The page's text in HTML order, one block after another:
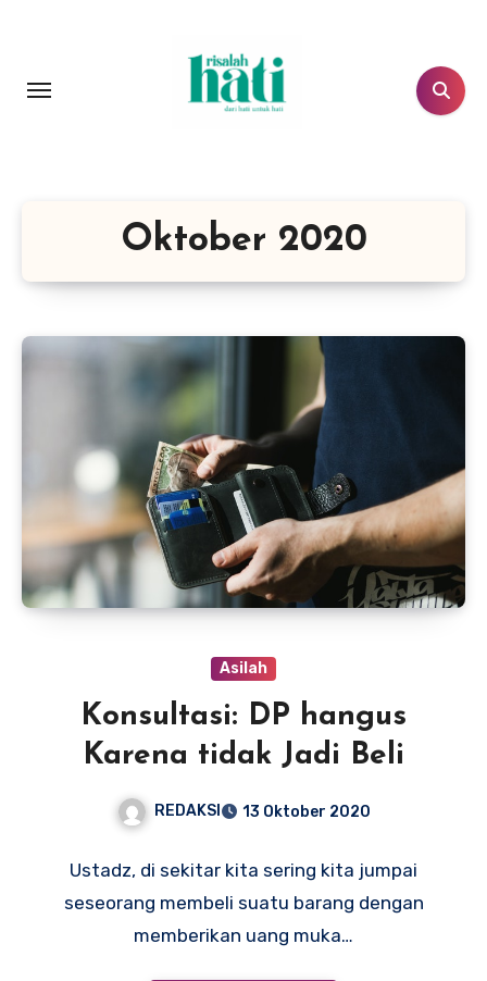
Oktober 2020
Asilah
Konsultasi: DP hangus
Karena tidak Jadi Beli
REDAKSI 13 Oktober 2020
Ustadz, di sekitar kita sering kita jumpai
seseorang membeli suatu barang dengan
memberikan uang muka…